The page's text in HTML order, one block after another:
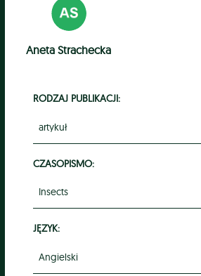
Aneta Strachecka
RODZAJ PUBLIKACJI:
artykuł
CZASOPISMO:
Insects
JĘZYK:
Angielski